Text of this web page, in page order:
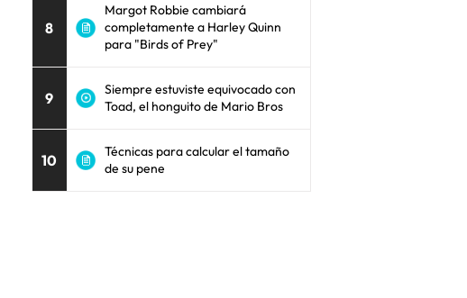
8
Margot Robbie cambiará
completamente a Harley Quinn
para "Birds of Prey"
9
Siempre estuviste equivocado con
Toad, el honguito de Mario Bros
10
Técnicas para calcular el tamaño
de su pene